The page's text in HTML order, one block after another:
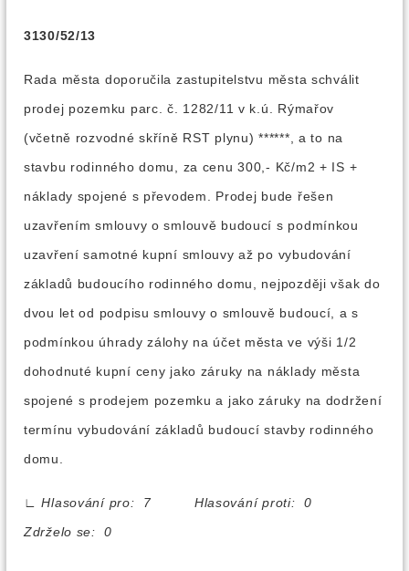
3130/52/13
Rada města doporučila zastupitelstvu města schválit
prodej pozemku parc. č. 1282/11 v k.ú. Rýmařov
(včetně rozvodné skříně RST plynu) ******, a to na
stavbu rodinného domu, za cenu 300,- Kč/m2 + IS +
náklady spojené s převodem. Prodej bude řešen
uzavřením smlouvy o smlouvě budoucí s podmínkou
uzavření samotné kupní smlouvy až po vybudování
základů budoucího rodinného domu, nejpozději však do
dvou let od podpisu smlouvy o smlouvě budoucí, a s
podmínkou úhrady zálohy na účet města ve výši 1/2
dohodnuté kupní ceny jako záruky na náklady města
spojené s prodejem pozemku a jako záruky na dodržení
termínu vybudování základů budoucí stavby rodinného
domu.
∟
Hlasování pro: 7 Hlasování proti: 0
Zdrželo se: 0